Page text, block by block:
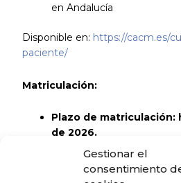
Gestionar el
consentimiento
en Andalucía
Disponible en: https://cacm.es/
paciente/
Matriculación:
Plazo de matriculación:
de 2026.
Enlace de matriculación:
seguridad-del-paciente/